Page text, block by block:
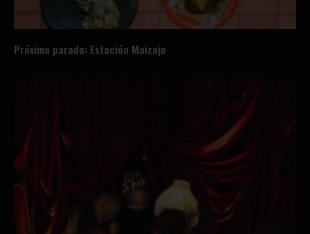
Próxima parada: Estación Maizajo